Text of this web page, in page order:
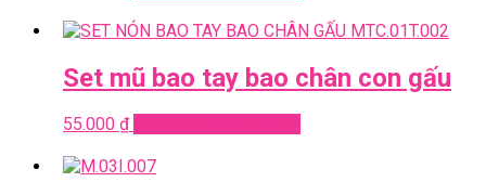
Set mũ bao tay bao chân con gấu
55.000 ₫